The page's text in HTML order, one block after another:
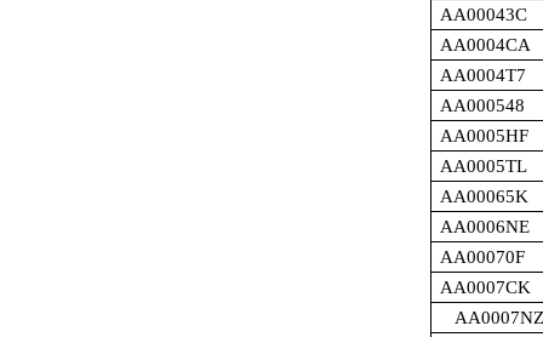
AA00043C
AA0004CA
AA0004T7
AA000548
AA0005HF
AA0005TL
AA00065K
AA0006NE
AA00070F
AA0007CK
AA0007NZ